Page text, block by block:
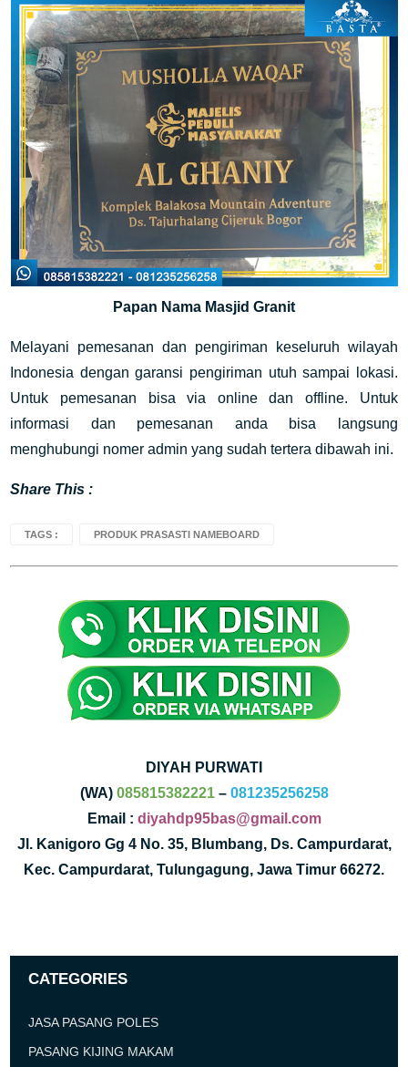
Papan Nama Masjid Granit
Melayani pemesanan dan pengiriman keseluruh wilayah
Indonesia dengan garansi pengiriman utuh sampai lokasi.
Untuk pemesanan bisa via online dan offline. Untuk
informasi dan pemesanan anda bisa langsung
menghubungi nomer admin yang sudah tertera dibawah ini.
Share This :
TAGS : PRODUK PRASASTI NAMEBOARD
DIYAH PURWATI
(WA) 085815382221– 081235256258
Email : diyahdp95bas@gmail.com
Jl. Kanigoro Gg 4 No. 35, Blumbang, Ds. Campurdarat,
Kec. Campurdarat, Tulungagung, Jawa Timur 66272.
CATEGORIES
JASA PASANG POLES
PASANG KIJING MAKAM